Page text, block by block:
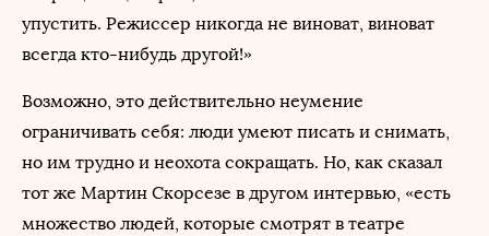
упустить. Режиссер никогда не виноват, виноват
всегда кто-нибудь другой!»
Возможно, это действительно неумение
ограничивать себя: люди умеют писать и снимать,
но им трудно и неохота сокращать. Но, как сказал
тот же Мартин Скорсезе в другом интервью, «есть
множество людей, которые смотрят в театре